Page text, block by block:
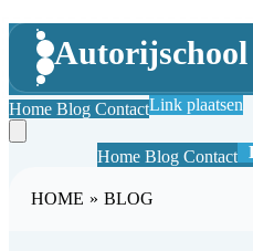
Autorijschool
Home Blog ContactLink plaatsen
HomeBlogContact
HOME » BLOG